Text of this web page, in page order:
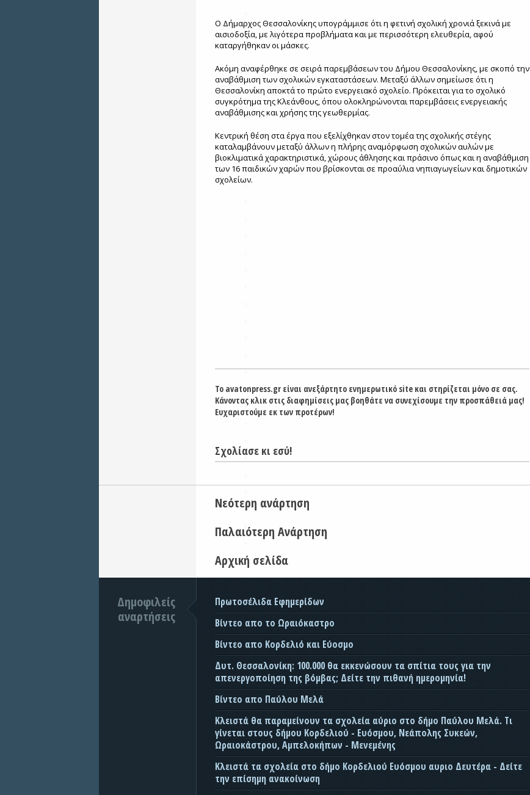
Ο Δήμαρχος Θεσσαλονίκης υπογράμμισε ότι η φετινή σχολική χρονιά ξεκινά με
αισιοδοξία, με λιγότερα προβλήματα και με περισσότερη ελευθερία, αφού
καταργήθηκαν οι μάσκες.
Ακόμη αναφέρθηκε σε σειρά παρεμβάσεων του Δήμου Θεσσαλονίκης, με σκοπό την
αναβάθμιση των σχολικών εγκαταστάσεων. Μεταξύ άλλων σημείωσε ότι η
Θεσσαλονίκη αποκτά το πρώτο ενεργειακό σχολείο. Πρόκειται για το σχολικό
συγκρότημα της Κλεάνθους, όπου ολοκληρώνονται παρεμβάσεις ενεργειακής
αναβάθμισης και χρήσης της γεωθερμίας.
Κεντρική θέση στα έργα που εξελίχθηκαν στον τομέα της σχολικής στέγης
καταλαμβάνουν μεταξύ άλλων η πλήρης αναμόρφωση σχολικών αυλών με
βιοκλιματικά χαρακτηριστικά, χώρους άθλησης και πράσινο όπως και η αναβάθμιση
των 16 παιδικών χαρών που βρίσκονται σε προαύλια νηπιαγωγείων και δημοτικών
σχολείων.
Το avatonpress.gr είναι ανεξάρτητο ενημερωτικό site και στηρίζεται μόνο σε σας.
Κάνοντας κλικ στις διαφημίσεις μας βοηθάτε να συνεχίσουμε την προσπάθειά μας!
Ευχαριστούμε εκ των προτέρων!
Σχολίασε κι εσύ!
Νεότερη ανάρτηση
Παλαιότερη Ανάρτηση
Αρχική σελίδα
Δημοφιλείς
αναρτήσεις
Πρωτοσέλιδα Εφημερίδων
Βίντεο απο το Ωραιόκαστρο
Βίντεο απο Κορδελιό και Εύοσμο
Δυτ. Θεσσαλονίκη: 100.000 θα εκκενώσουν τα σπίτια τους για την
απενεργοποίηση της βόμβας; Δείτε την πιθανή ημερομηνία!
Βίντεο απο Παύλου Μελά
Κλειστά θα παραμείνουν τα σχολεία αύριο στο δήμο Παύλου Μελά. Τι
γίνεται στους δήμου Κορδελιού - Ευόσμου, Νεάπολης Συκεών,
Ωραιοκάστρου, Αμπελοκήπων - Μενεμένης
Κλειστά τα σχολεία στο δήμο Κορδελιού Ευόσμου αυριο Δευτέρα - Δείτε
την επίσημη ανακοίνωση